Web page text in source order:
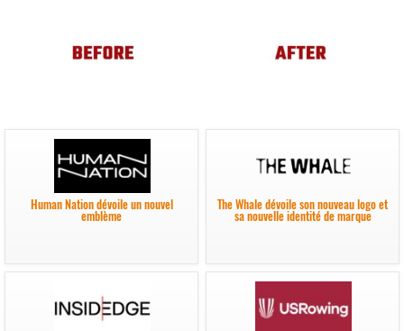
Human Nation dévoile un nouvel
emblème
The Whale dévoile son nouveau logo et
sa nouvelle identité de marque